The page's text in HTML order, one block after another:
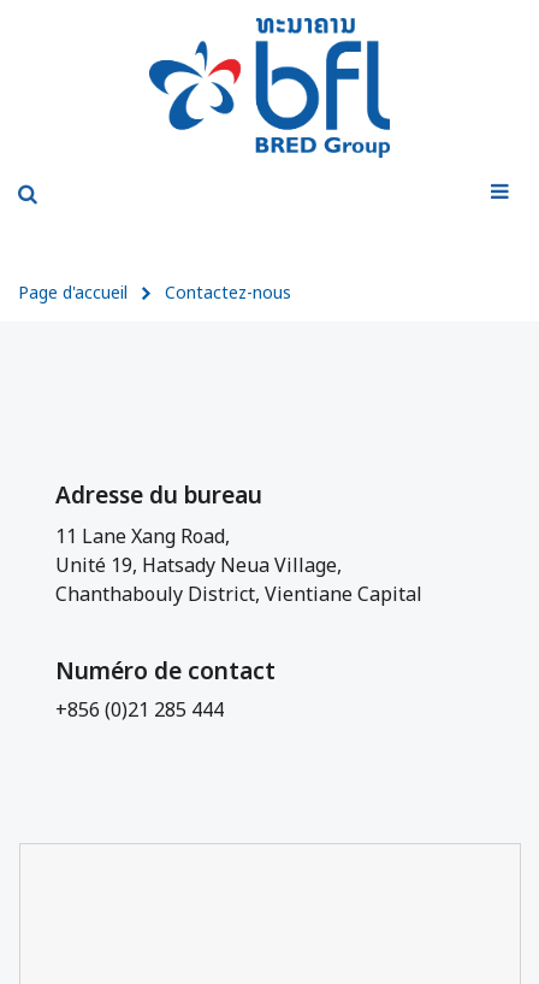
Page d'accueil Contactez-nous
Adresse du bureau
11 Lane Xang Road,
Unité 19, Hatsady Neua Village,
Chanthabouly District, Vientiane Capital
Numéro de contact
+856 (0)21 285 444